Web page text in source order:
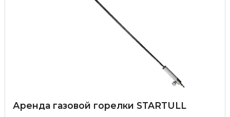
Аренда газовой горелки STARTULL